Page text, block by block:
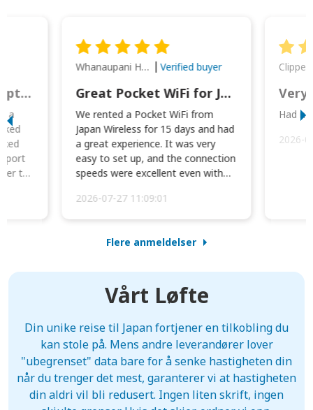
This was wonderful option to a family of four. Everything worked smoothly.
a
to
Whanaupani Henry Joseph Macown Verified buyer
Great Pocket WiFi for Japan Travel
We rented a Pocket WiFi from
Japan Wireless for 15 days and had
a great experience. It was very
easy to set up, and the connection
speeds were excellent even with
2026-07-27 11:09:01
Very
Had
2026-
Flere anmeldelser
Vårt Løfte
Din unike reise til Japan fortjener en tilkobling du
kan stole på. Mens andre leverandører lover
"ubegrenset" data bare for å senke hastigheten din
når du trenger det mest, garanterer vi at hastigheten
din aldri vil bli redusert. Ingen liten skrift, ingen